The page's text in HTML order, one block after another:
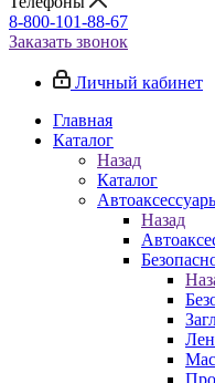
8-800-101-88-67
Заказать звонок
Личный кабинет
Главная
Каталог
Назад
Каталог
Назад